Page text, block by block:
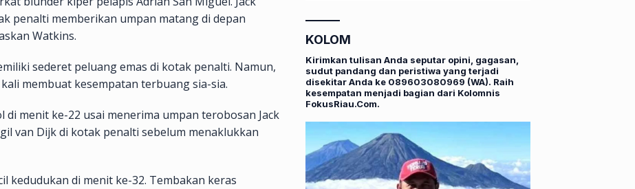
penalti memberikan umpan matang di depan
Watkins.
sederet peluang emas di kotak penalti. Namun,
membuat kesempatan terbuang sia-sia.
menit ke-22 usai menerima umpan terobosan Jack
van Dijk di kotak penalti sebelum menaklukkan
kedudukan di menit ke-32. Tembakan keras
KOLOM
Kirimkan tulisan Anda seputar opini, gagasan,
sudut pandang dan peristiwa yang terjadi
disekitar Anda ke 089603080969 (WA). Raih
kesempatan menjadi bagian dari Kolomnis
FokusRiau.Com.